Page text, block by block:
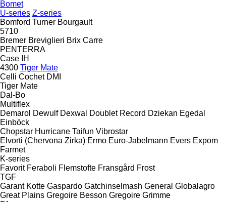
Bomet
U-series Z-series
Bomford Turner Bourgault
5710
Bremer Breviglieri Brix Carre
PENTERRA
Case IH
4300 Tiger Mate
Celli Cochet DMI
Tiger Mate
Dal-Bo
Multiflex
Demarol Dewulf Dexwal Doublet Record Dziekan Egedal
Einböck
Chopstar Hurricane Taifun Vibrostar
Elvorti (Chervona Zirka) Ermo Euro-Jabelmann Evers Expom
Farmet
K-series
Favorit Feraboli Flemstofte Fransgård Frost
TGF
Garant Kotte Gaspardo Gatchinselmash General Globalagro
Great Plains Gregoire Besson Gregoire Grimme